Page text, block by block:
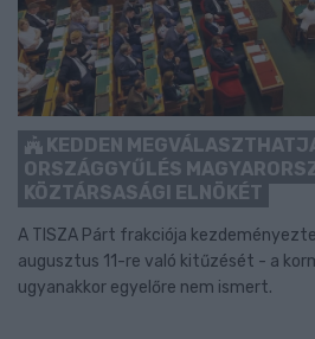
KEDDEN
ORSZÁGGYŰLÉS
KÖZTÁRSASÁGI ELNÖKÉT
A TISZA Párt frakciója
augusztus 11-re való kitűzését - a
ugyanakkor egyelőre nem ismert.